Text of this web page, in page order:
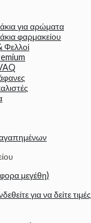
για αρώματα
φαρμακείου
μεγέθη)
για να δείτε τιμές